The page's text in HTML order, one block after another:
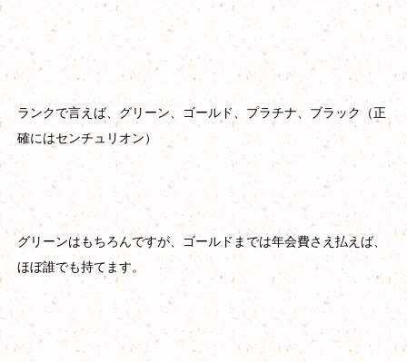
ランクで言えば、グリーン、ゴールド、プラチナ、ブラック（正
確にはセンチュリオン）
グリーンはもちろんですが、ゴールドまでは年会費さえ払えば、
ほぼ誰でも持てます。